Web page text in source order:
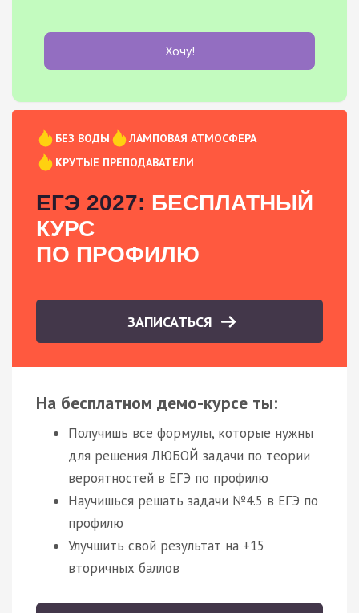
Хочу!
БЕЗ ВОДЫ
ЛАМПОВАЯ АТМОСФЕРА
КРУТЫЕ ПРЕПОДАВАТЕЛИ
ЕГЭ 2027: БЕСПЛАТНЫЙ
КУРС
ПО ПРОФИЛЮ
ЗАПИСАТЬСЯ
На бесплатном демо-курсе ты:
Получишь все формулы, которые нужны
для решения ЛЮБОЙ задачи по теории
вероятностей в ЕГЭ по профилю
Научишься решать задачи №4.5 в ЕГЭ по
профилю
Улучшить свой результат на +15
вторичных баллов